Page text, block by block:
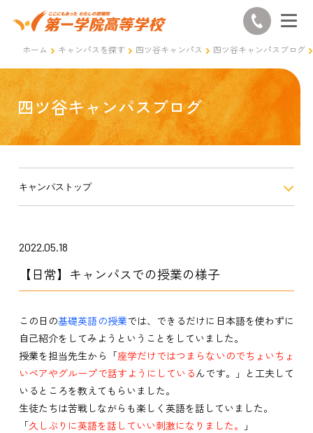
ホーム キャンパスを探す 四ツ谷キャンパス 四ツ谷キャンパスブログ
四ツ谷キャンパスブログ
キャンパストップ
2022.05.18
【日常】キャンパスでの授業の様子
この日の基礎英語の授業では、できるだけに日本語を使わずに
自己紹介をしてみようということをしていました。
授業を担当先生から「座学だけではつまらないのでちょいちょ
いペアやグループで話すようにしているんです。」と工夫して
いるところを教えてもらいました。
生徒たちは苦戦しながらも楽しく英語を話していました。
「久しぶりに英語を話していい刺激になりました。
」